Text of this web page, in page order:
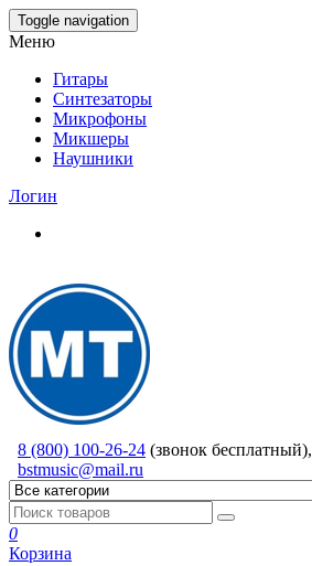
Skip
to
content
Toggle navigation
Меню
Гитары
Синтезаторы
Микрофоны
Микшеры
Наушники
Логин
8 (800) 100-26-24 (звонок бесплатный),
bstmusic@mail.ru
0
Корзина